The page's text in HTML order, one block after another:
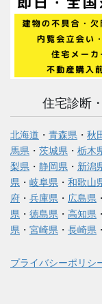
住宅診断
北海道 ・ 青森県 ・ 秋
馬県 ・ 茨城県 ・ 栃木
梨県 ・ 静岡県 ・ 新潟
県 ・ 岐阜県 ・ 和歌山
府 ・ 兵庫県 ・ 広島県 ・
県 ・ 徳島県 ・ 高知県 ・
県 ・ 宮崎県 ・ 長崎県 ・
プライバシーポリシ